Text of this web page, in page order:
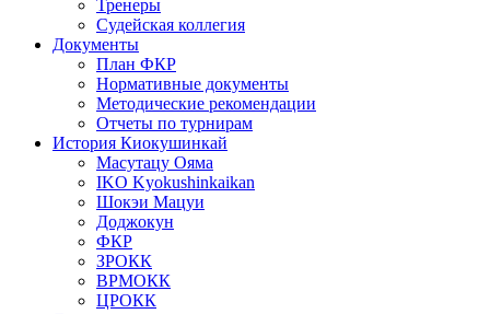
Тренеры
Судейская коллегия
Документы
План ФКР
Нормативные документы
Методические рекомендации
Отчеты по турнирам
История Киокушинкай
Масутацу Ояма
IKO Kyokushinkaikan
Шокэи Мацуи
Доджокун
ФКР
ЗРОКК
ВРМОКК
ЦРОКК